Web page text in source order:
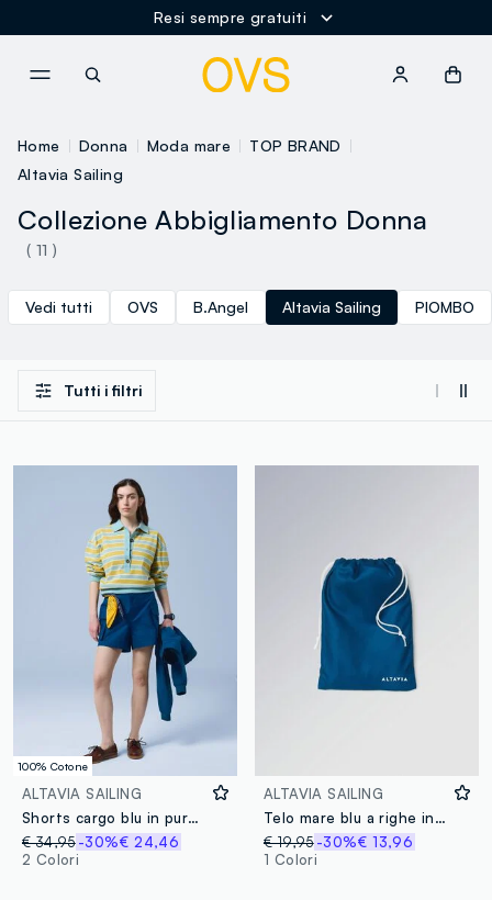
Resi sempre gratuiti
Home Donna Moda mare
TOP BRAND
Altavia Sailing
Collezione Abbigliamento Donna
( 11 )
Vedi tutti OVS B.Angel Altavia Sailing PIOMBO
Tutti i filtri
100% Cotone
ALTAVIA SAILING
Shorts cargo blu in puro cotone con vita elasticizzata ALTAVIA SAILING
€ 34,95-30%€ 24,46
2 Colori
ALTAVIA SAILING
Telo mare blu a righe in microfibra ALTAVIA SAILING
€ 19,95 -30%€ 13,96
1 Colori